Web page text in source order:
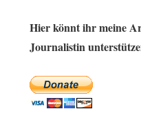
Hier könnt ihr meine
Journalistin